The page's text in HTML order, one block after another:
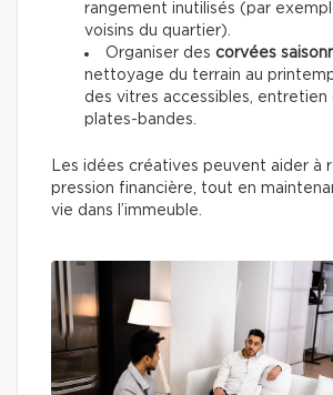
rangement inutilisés (par
voisins du quartier).
Organiser des corvées
nettoyage du terrain au
des vitres accessibles, entretien
plates-bandes.
Les idées créatives peuvent aider à
pression financière, tout en
vie dans l’immeuble.